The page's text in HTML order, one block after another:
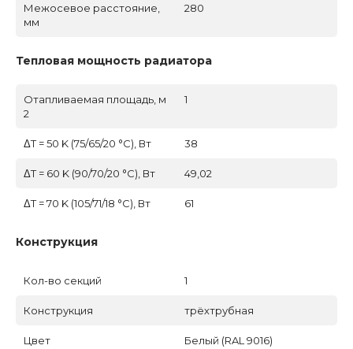
Межосевое расстояние,
мм
280
Тепловая мощность радиатора
Отапливаемая площадь, м
2
1
ΔT = 50 K (75/65/20 °C), Вт 38
ΔT = 60 K (90/70/20 °C), Вт 49,02
ΔT = 70 K (105/71/18 °C), Вт 61
Конструкция
Кол-во секций 1
Конструкция трёхтрубная
Цвет Белый (RAL 9016)